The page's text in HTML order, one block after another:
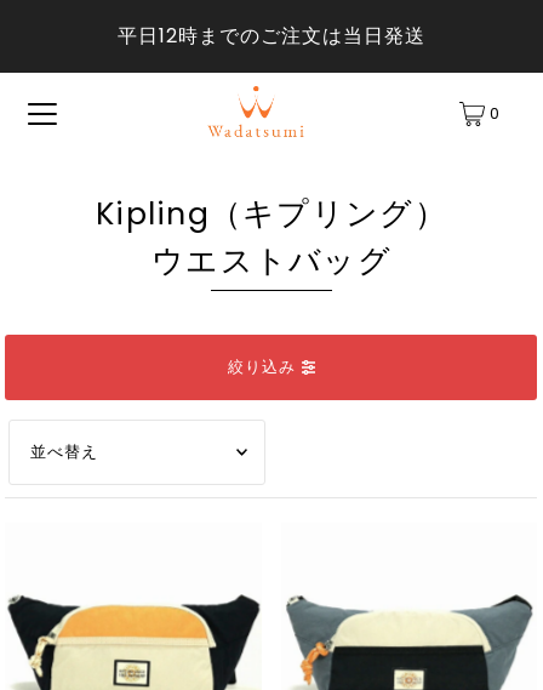
平日12時までのご注文は当日発送
0
Kipling（キプリング）
ウエストバッグ
絞り込み
オススメ
アルファベット順, A-Z
アルファベット順, Z-A